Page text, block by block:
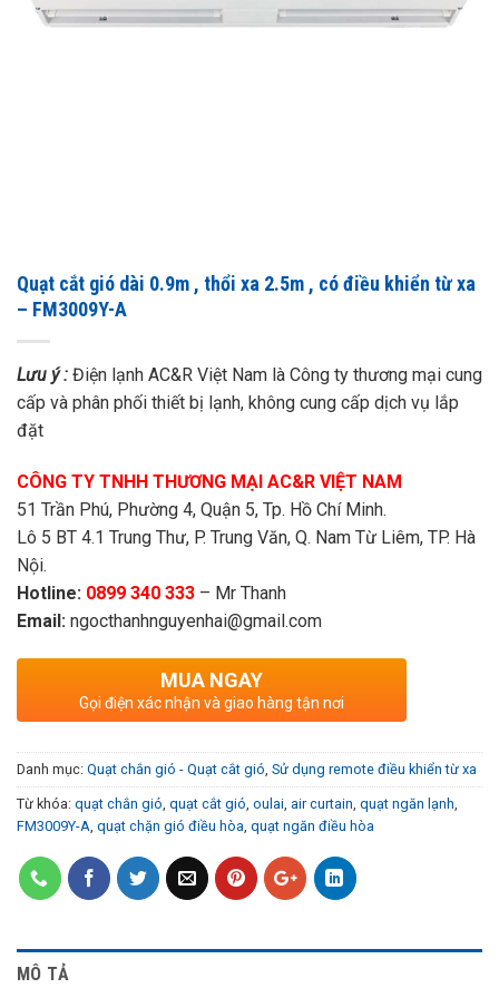
Quạt cắt gió dài 0.9m , thổi xa 2.5m , có điều khiển từ xa
– FM3009Y-A
Lưu ý : Điện lạnh AC&R Việt Nam là Công ty thương mại cung
cấp và phân phối thiết bị lạnh, không cung cấp dịch vụ lắp
đặt
CÔNG TY TNHH THƯƠNG MẠI AC&R VIỆT NAM
51 Trần Phú, Phường 4, Quận 5, Tp. Hồ Chí Minh.
Lô 5 BT 4.1 Trung Thư, P. Trung Văn, Q. Nam Từ Liêm, TP. Hà
Nội.
Hotline: 0899 340 333 – Mr Thanh
Email: ngocthanhnguyenhai@gmail.com
MUA NGAY
Gọi điện xác nhận và giao hàng tận nơi
Danh mục: Quạt chắn gió - Quạt cắt gió Sử dụng remote điều khiển từ xa
Từ khóa: quạt chắn gió quạt cắt gió oulai air curtain quạt ngăn lạnh
FM3009Y-A quạt chặn gió điều hòa quạt ngăn điều hòa
MÔ TẢ